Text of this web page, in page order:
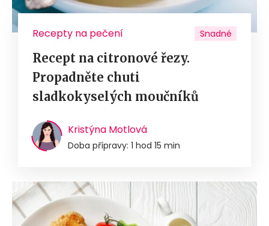
Recepty na pečení Snadné
Recept na citronové řezy.
Propadněte chuti
sladkokyselých moučníků
Kristýna Motlová
Doba přípravy: 1 hod 15 min